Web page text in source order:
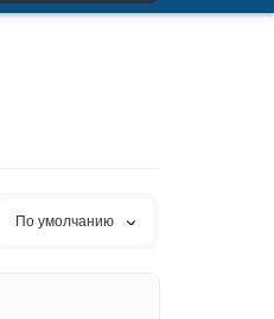
По умолчанию